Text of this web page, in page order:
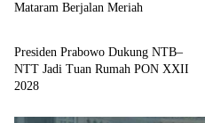
Mataram Berjalan Meriah
Berita Utama
Presiden Prabowo Dukung NTB–
NTT Jadi Tuan Rumah PON XXII
2028